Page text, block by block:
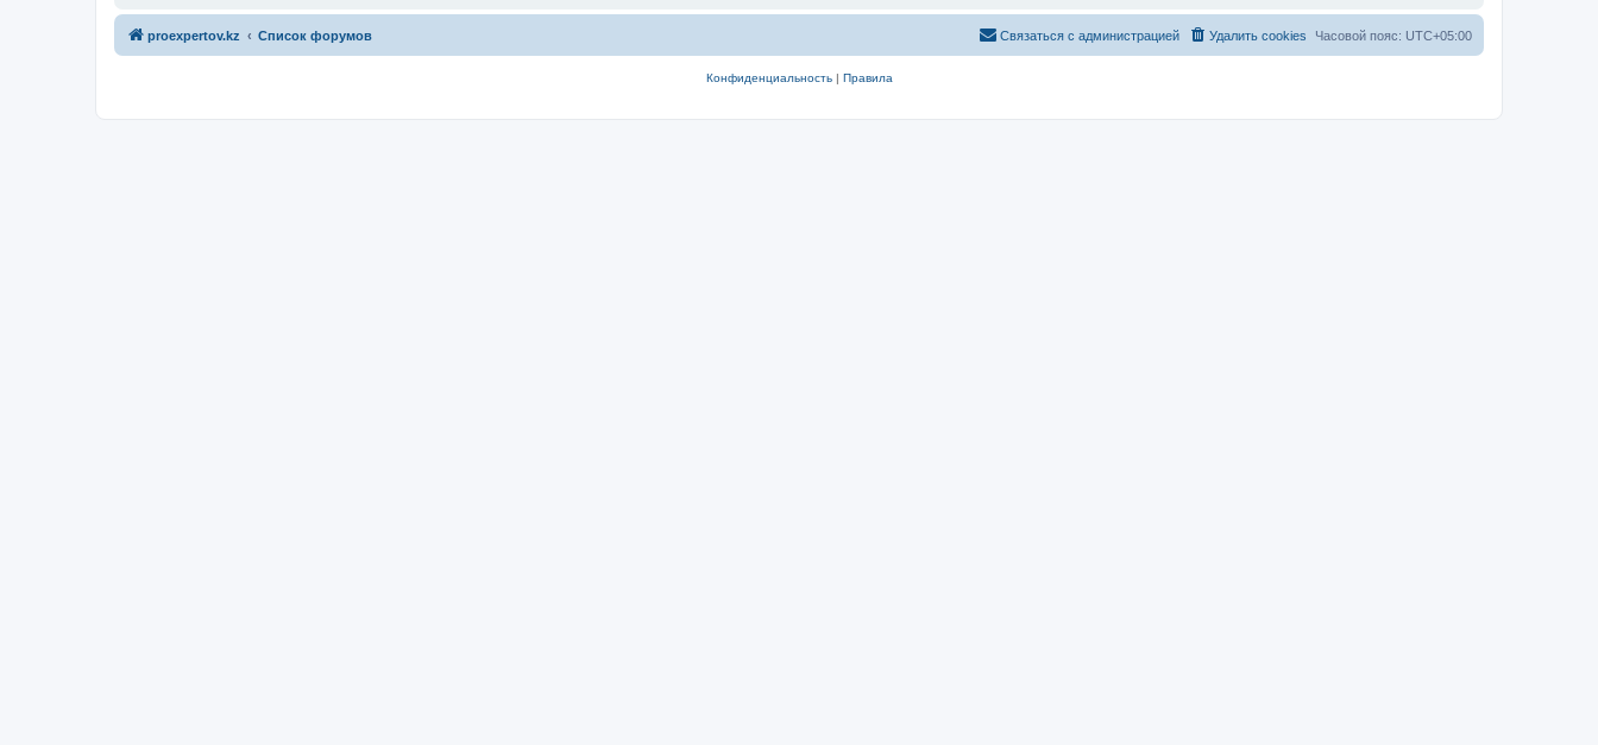
proexpertov.kz Список форумов Часовой пояс: UTC+05:00
Удалить cookies
Связаться с администрацией
Конфиденциальность| Правила